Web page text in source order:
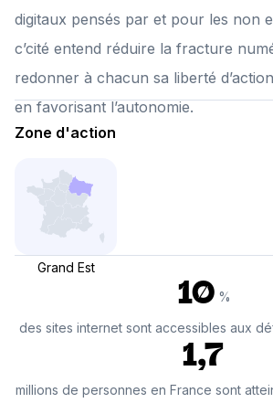
digitaux pensés par et pour les non
c’cité entend réduire la fracture
redonner à chacun sa liberté
en favorisant l’autonomie.
Zone d'action
Grand Est
10 %
des sites internet sont accessibles aux
1,7
millions de personnes en France sont